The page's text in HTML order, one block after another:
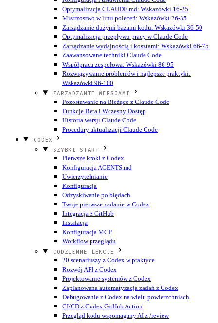
Optymalizacja CLAUDE.md: Wskazówki 16-25
Mistrzostwo w linii poleceń: Wskazówki 26-35
Zarządzanie dużymi bazami kodu: Wskazówki 36-50
Optymalizacja przepływu pracy w Claude Code
Zarządzanie wydajnością i kosztami: Wskazówki 66-75
Zaawansowane techniki Claude Code
Współpraca zespołowa: Wskazówki 86-95
Rozwiązywanie problemów i najlepsze praktyki:
Wskazówki 96-100
ZARZĄDZANIE WERSJAMI
Pozostawanie na Bieżąco z Claude Code
Funkcje Beta i Wczesny Dostęp
Historia wersji Claude Code
Procedury aktualizacji Claude Code
CODEX
SZYBKI START
Pierwsze kroki z Codex
Konfiguracja AGENTS.md
Uwierzytelnianie
Konfiguracja
Odzyskiwanie po błędach
Twoje pierwsze zadanie w Codex
Integracja z GitHub
Instalacja
Konfiguracja MCP
Workflow przeglądu
CODZIENNE LEKCJE
20 scenariuszy z Codex w praktyce
Rozwój API z Codex
Projektowanie systemów z Codex
Zaplanowana automatyzacja zadań z Codex
Debugowanie z Codex na wielu powierzchniach
CI/CD z Codex GitHub Action
Przegląd kodu wspomagany AI z /review